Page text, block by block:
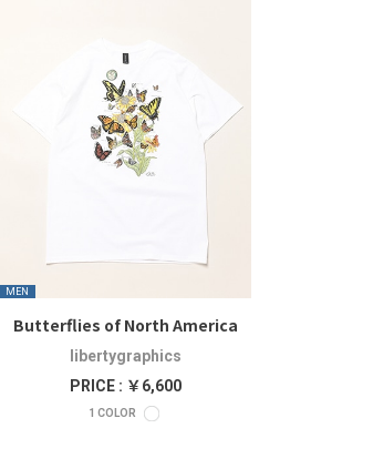
MEN
Butterflies of North America
libertygraphics
PRICE : ￥6,600
1 COLOR